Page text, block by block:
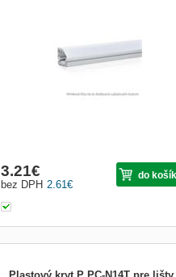
Eur bez DPH. Cena je uvedená za 1 m
plastového krytu. Dodáva sa iba v
dvojmetrovej dĺžke. Hliníková lišta
2.61 €
bez DPH
3.21€ do